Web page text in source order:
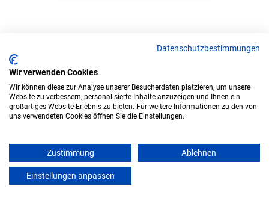
IT/Computer - Ausbildungsplätze
Duales Studium Informatik (B.Sc.) am
Datenschutzbestimmungen
Wir verwenden Cookies
Wir können diese zur Analyse unserer Besucherdaten platzieren, um unsere
Website zu verbessern, personalisierte Inhalte anzuzeigen und Ihnen ein
großartiges Website-Erlebnis zu bieten. Für weitere Informationen zu den von
uns verwendeten Cookies öffnen Sie die Einstellungen.
Zustimmung Ablehnen
Einstellungen anpassen